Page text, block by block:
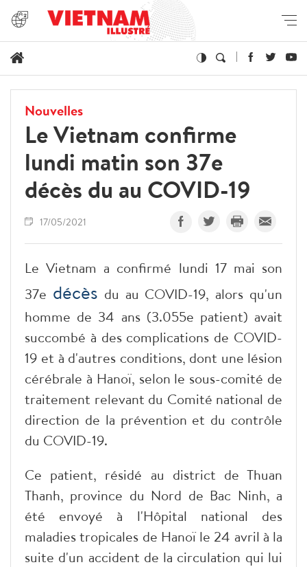
Nouvelles
Le Vietnam confirme
lundi matin son 37e
décès du au COVID-19
17/05/2021
Le Vietnam a confirmé lundi 17 mai son
37e décès du au COVID-19, alors qu'un
homme de 34 ans (3.055e patient) avait
succombé à des complications de COVID-
19 et à d'autres conditions, dont une lésion
cérébrale à Hanoï, selon le sous-comité de
traitement relevant du Comité national de
direction de la prévention et du contrôle
du COVID-19.
Ce patient, résidé au district de Thuan
Thanh, province du Nord de Bac Ninh, a
été envoyé à l'Hôpital national des
maladies tropicales de Hanoï le 24 avril à la
suite d'un accident de la circulation qui lui